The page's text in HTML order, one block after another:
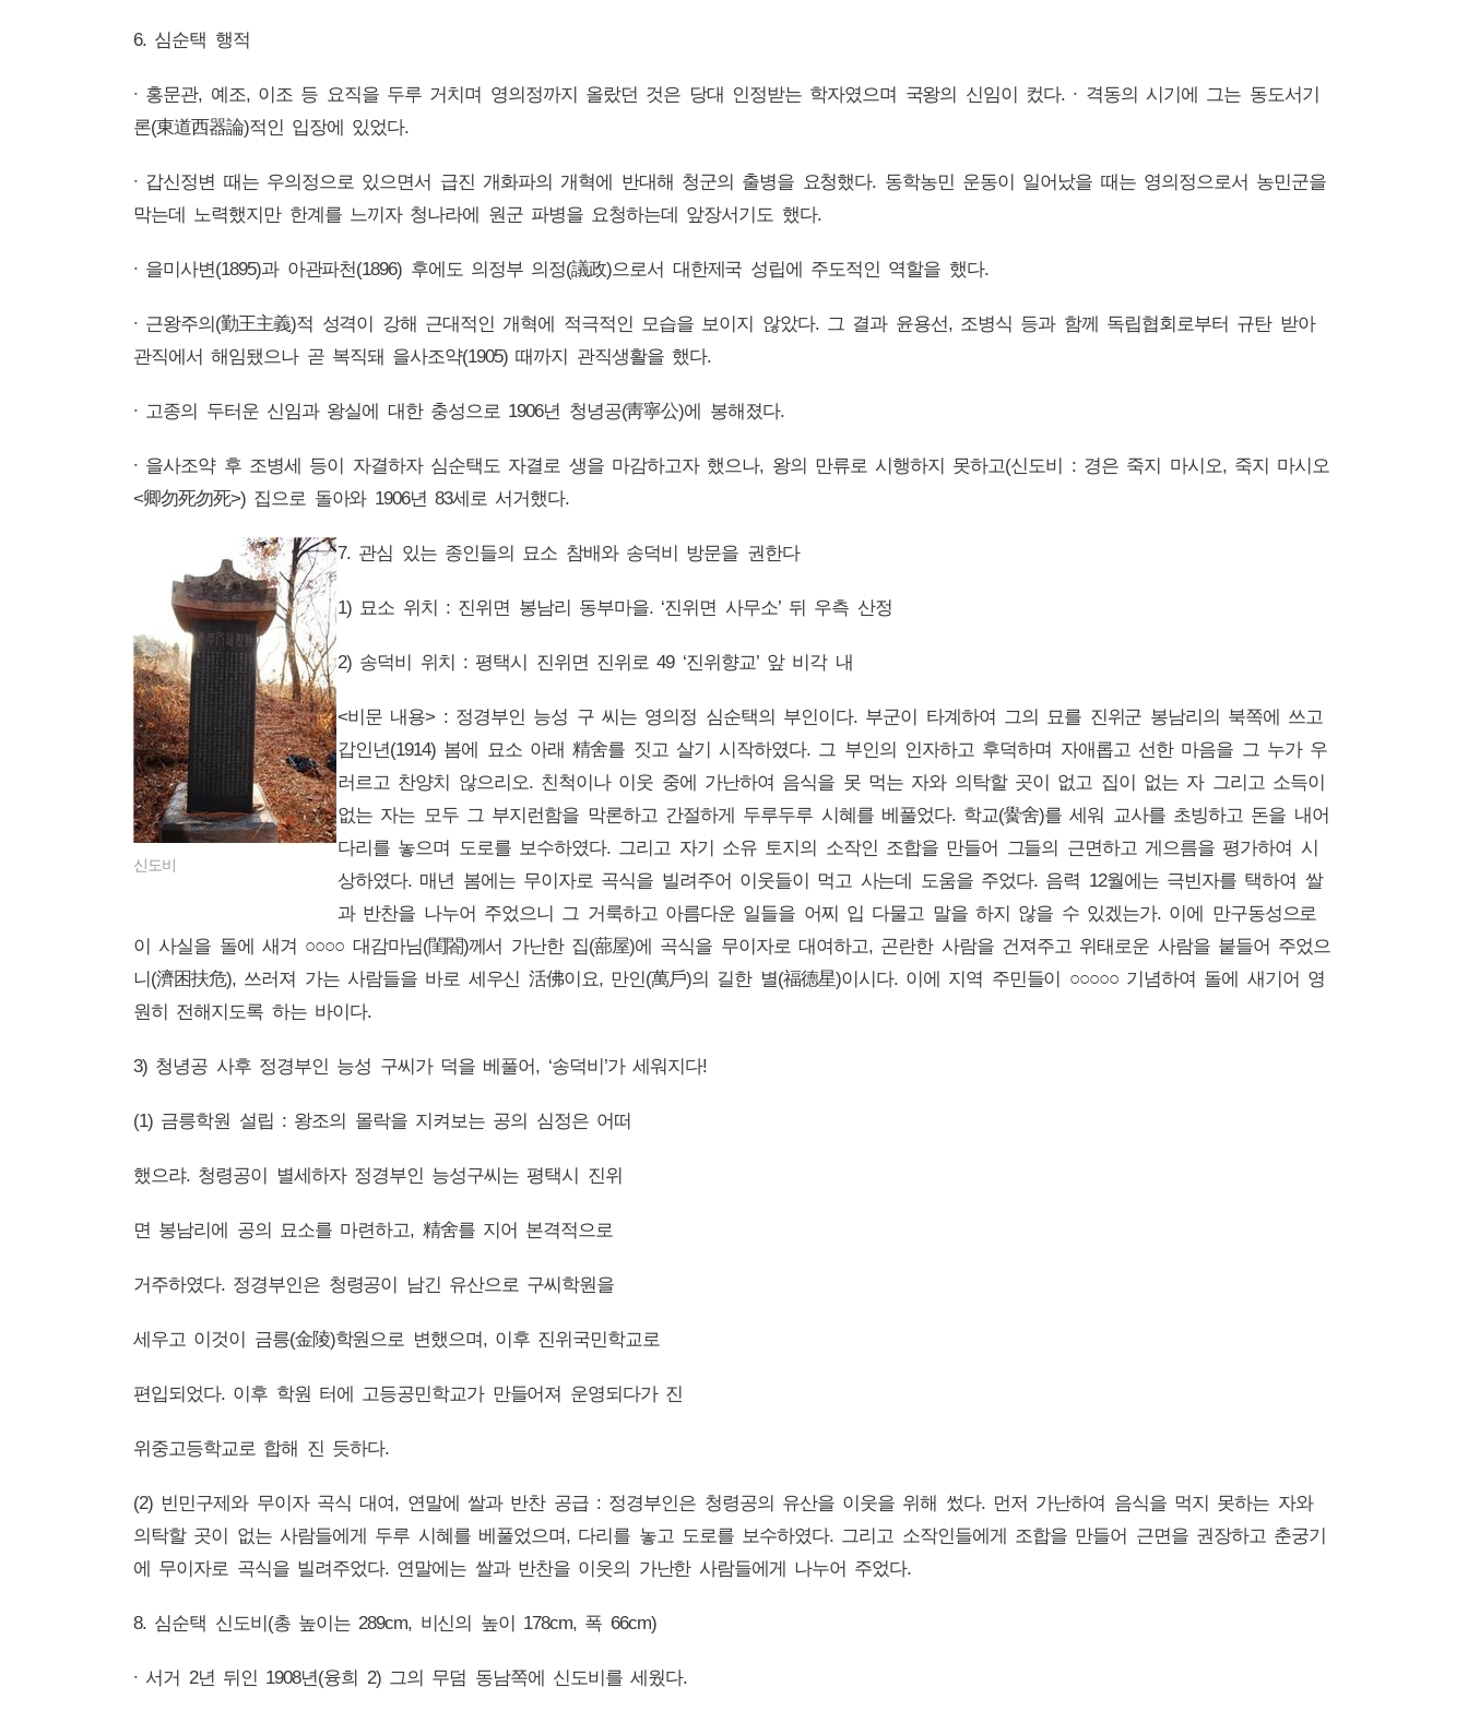
6. 심순택 행적
∙ 홍문관, 예조, 이조 등 요직을 두루 거치며 영의정까지 올랐던 것은 당대 인정받는 학자였으며 국왕의 신임이 컸다. ∙ 격동의 시기에 그는 동도서기
론(東道西器論)적인 입장에 있었다.
∙ 갑신정변 때는 우의정으로 있으면서 급진 개화파의 개혁에 반대해 청군의 출병을 요청했다. 동학농민 운동이 일어났을 때는 영의정으로서 농민군을
막는데 노력했지만 한계를 느끼자 청나라에 원군 파병을 요청하는데 앞장서기도 했다.
∙ 을미사변(1895)과 아관파천(1896) 후에도 의정부 의정(議政)으로서 대한제국 성립에 주도적인 역할을 했다.
∙ 근왕주의(勤王主義)적 성격이 강해 근대적인 개혁에 적극적인 모습을 보이지 않았다. 그 결과 윤용선, 조병식 등과 함께 독립협회로부터 규탄 받아
관직에서 해임됐으나 곧 복직돼 을사조약(1905) 때까지 관직생활을 했다.
∙ 고종의 두터운 신임과 왕실에 대한 충성으로 1906년 청녕공(靑寧公)에 봉해졌다.
∙ 을사조약 후 조병세 등이 자결하자 심순택도 자결로 생을 마감하고자 했으나, 왕의 만류로 시행하지 못하고(신도비 : 경은 죽지 마시오, 죽지 마시오
<卿勿死勿死>) 집으로 돌아와 1906년 83세로 서거했다.
신도비
7. 관심 있는 종인들의 묘소 참배와 송덕비 방문을 권한다
1) 묘소 위치 : 진위면 봉남리 동부마을. ‘진위면 사무소’ 뒤 우측 산정
2) 송덕비 위치 : 평택시 진위면 진위로 49 ‘진위향교’ 앞 비각 내
<비문 내용> : 정경부인 능성 구 씨는 영의정 심순택의 부인이다. 부군이 타계하여 그의 묘를 진위군 봉남리의 북쪽에 쓰고
갑인년(1914) 봄에 묘소 아래 精舍를 짓고 살기 시작하였다. 그 부인의 인자하고 후덕하며 자애롭고 선한 마음을 그 누가 우
러르고 찬양치 않으리오. 친척이나 이웃 중에 가난하여 음식을 못 먹는 자와 의탁할 곳이 없고 집이 없는 자 그리고 소득이
없는 자는 모두 그 부지런함을 막론하고 간절하게 두루두루 시혜를 베풀었다. 학교(黌舍)를 세워 교사를 초빙하고 돈을 내어
다리를 놓으며 도로를 보수하였다. 그리고 자기 소유 토지의 소작인 조합을 만들어 그들의 근면하고 게으름을 평가하여 시
상하였다. 매년 봄에는 무이자로 곡식을 빌려주어 이웃들이 먹고 사는데 도움을 주었다. 음력 12월에는 극빈자를 택하여 쌀
과 반찬을 나누어 주었으니 그 거룩하고 아름다운 일들을 어찌 입 다물고 말을 하지 않을 수 있겠는가. 이에 만구동성으로
이 사실을 돌에 새겨 ○○○○ 대감마님(閨閤)께서 가난한 집(蔀屋)에 곡식을 무이자로 대여하고, 곤란한 사람을 건져주고 위태로운 사람을 붙들어 주었으
니(濟困扶危), 쓰러져 가는 사람들을 바로 세우신 活佛이요, 만인(萬戶)의 길한 별(福德星)이시다. 이에 지역 주민들이 ○○○○○ 기념하여 돌에 새기어 영
원히 전해지도록 하는 바이다.
3) 청녕공 사후 정경부인 능성 구씨가 덕을 베풀어, ‘송덕비’가 세워지다!
(1) 금릉학원 설립 : 왕조의 몰락을 지켜보는 공의 심정은 어떠
했으랴. 청령공이 별세하자 정경부인 능성구씨는 평택시 진위
면 봉남리에 공의 묘소를 마련하고, 精舍를 지어 본격적으로
거주하였다. 정경부인은 청령공이 남긴 유산으로 구씨학원을
세우고 이것이 금릉(金陵)학원으로 변했으며, 이후 진위국민학교로
편입되었다. 이후 학원 터에 고등공민학교가 만들어져 운영되다가 진
위중고등학교로 합해 진 듯하다.
(2) 빈민구제와 무이자 곡식 대여, 연말에 쌀과 반찬 공급 : 정경부인은 청령공의 유산을 이웃을 위해 썼다. 먼저 가난하여 음식을 먹지 못하는 자와
의탁할 곳이 없는 사람들에게 두루 시혜를 베풀었으며, 다리를 놓고 도로를 보수하였다. 그리고 소작인들에게 조합을 만들어 근면을 권장하고 춘궁기
에 무이자로 곡식을 빌려주었다. 연말에는 쌀과 반찬을 이웃의 가난한 사람들에게 나누어 주었다.
8. 심순택 신도비(총 높이는 289cm, 비신의 높이 178cm, 폭 66cm)
∙ 서거 2년 뒤인 1908년(융희 2) 그의 무덤 동남쪽에 신도비를 세웠다.